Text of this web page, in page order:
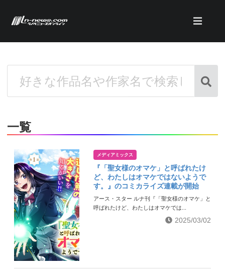
一覧
メディアミックス
『「聖女様のオマケ」と呼ばれたけ
ど、わたしはオマケではないようで
す。』のコミカライズ連載が開始
アース・スター ルナ刊『「聖女様のオマケ」と
呼ばれたけど、わたしはオマケでは...
2025/03/02